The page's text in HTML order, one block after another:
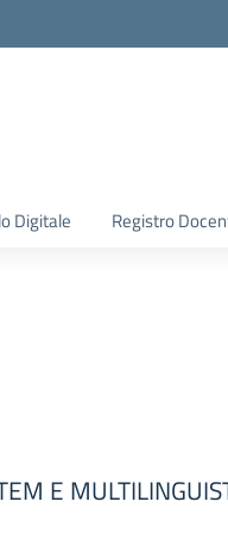
Digitale Registro
E